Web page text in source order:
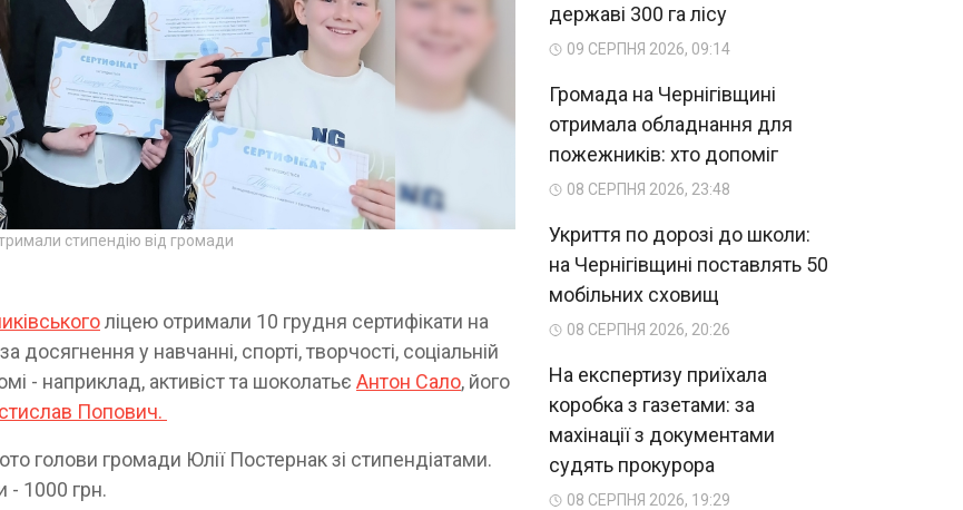
стипендію від громади
ліцею отримали 10 грудня сертифікати на
у навчанні, спорті, творчості, соціальній
- наприклад, активіст та шоколатьє Антон Сало, його
Попович.
голови громади Юлії Постернак зі стипендіатами.
- 1000 грн.
державі 300 га лісу
09 СЕРПНЯ 2026, 09:14
Громада на Чернігівщині
отримала обладнання для
пожежників: хто допоміг
08 СЕРПНЯ 2026, 23:48
Укриття по дорозі до школи:
на Чернігівщині поставлять 50
мобільних сховищ
08 СЕРПНЯ 2026, 20:26
На експертизу приїхала
коробка з газетами: за
махінації з документами
судять прокурора
08 СЕРПНЯ 2026, 19:29